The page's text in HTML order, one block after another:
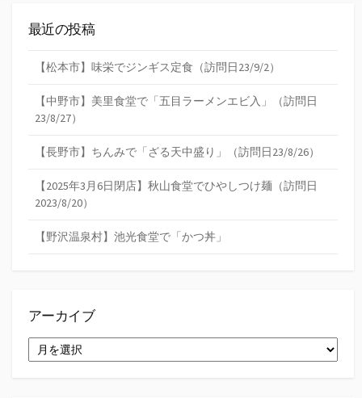
最近の投稿
【松本市】味栄でジンギス定食（訪問日23/9/2）
【中野市】美里食堂で「五目ラーメンエビ入」（訪問日
23/8/27）
【長野市】ちんみで「ざる天中盛り」（訪問日23/8/26）
【2025年3月6日閉店】秋山食堂でひやしつけ麺（訪問日
2023/8/20）
【野沢温泉村】池光食堂で「かつ丼」
アーカイブ
ー